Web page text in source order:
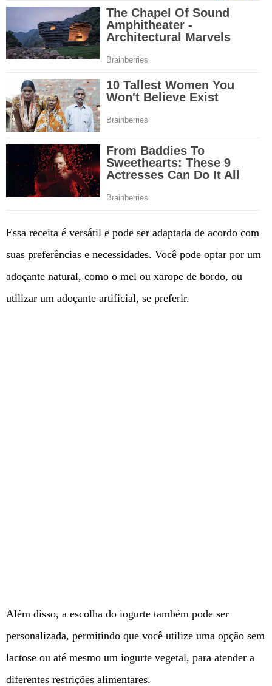
Essa receita é versátil e pode ser adaptada de acordo com
suas preferências e necessidades. Você pode optar por um
adoçante natural, como o mel ou xarope de bordo, ou
utilizar um adoçante artificial, se preferir.
Além disso, a escolha do iogurte também pode ser
personalizada, permitindo que você utilize uma opção sem
lactose ou até mesmo um iogurte vegetal, para atender a
diferentes restrições alimentares.